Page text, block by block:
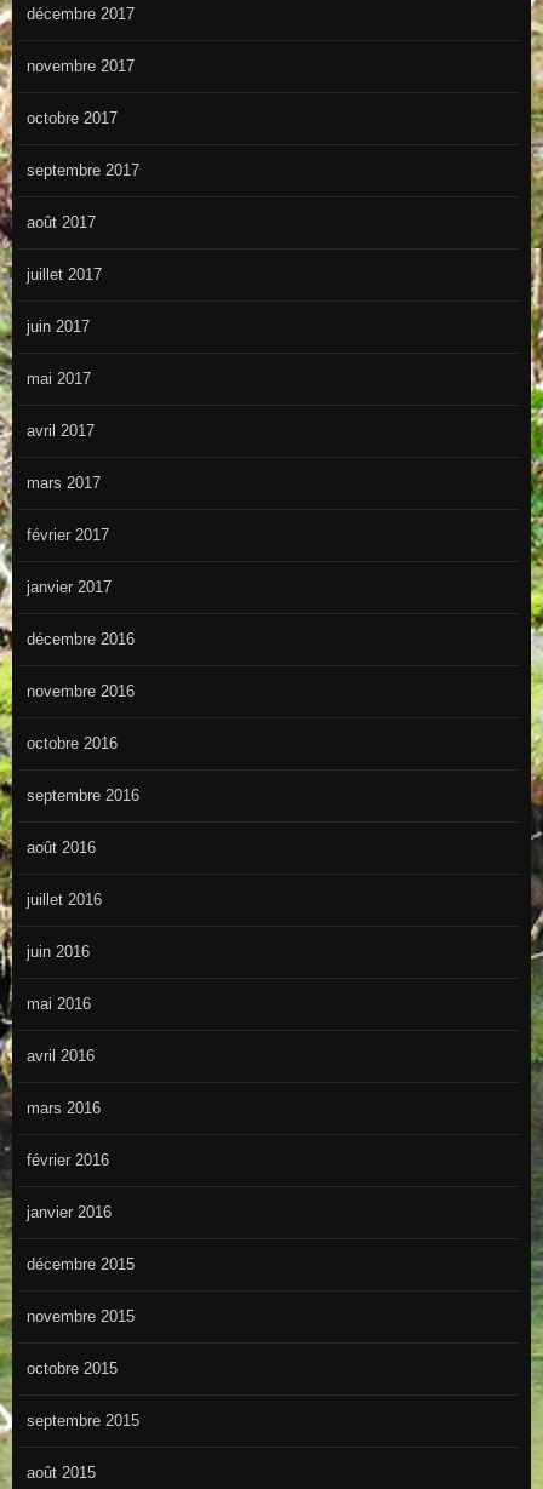
décembre 2017
novembre 2017
octobre 2017
septembre 2017
août 2017
juillet 2017
juin 2017
mai 2017
avril 2017
mars 2017
février 2017
janvier 2017
décembre 2016
novembre 2016
octobre 2016
septembre 2016
août 2016
juillet 2016
juin 2016
mai 2016
avril 2016
mars 2016
février 2016
janvier 2016
décembre 2015
novembre 2015
octobre 2015
septembre 2015
août 2015